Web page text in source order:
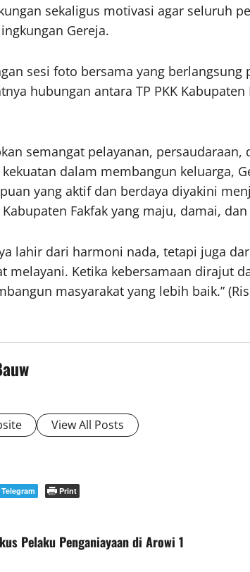
sekaligus motivasi agar seluruh
Gereja.
sesi foto bersama yang berlangsung
hubungan antara TP PKK
semangat pelayanan, persaudaraan,
dalam membangun keluarga,
yang aktif dan berdaya diyakini
Fakfak yang maju, damai,
lahir dari harmoni nada, tetapi juga
melayani. Ketika kebersamaan dirajut
masyarakat yang lebih baik.”
View All Posts
Telegram Print
Pelaku Penganiayaan di Arowi 1